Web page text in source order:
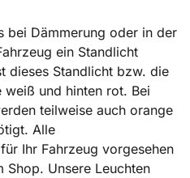
bei Dämmerung oder in der
ein Standlicht
dieses Standlicht bzw. die
weiß und hinten rot. Bei
teilweise auch orange
Alle
Ihr Fahrzeug vorgesehen
Shop. Unsere Leuchten